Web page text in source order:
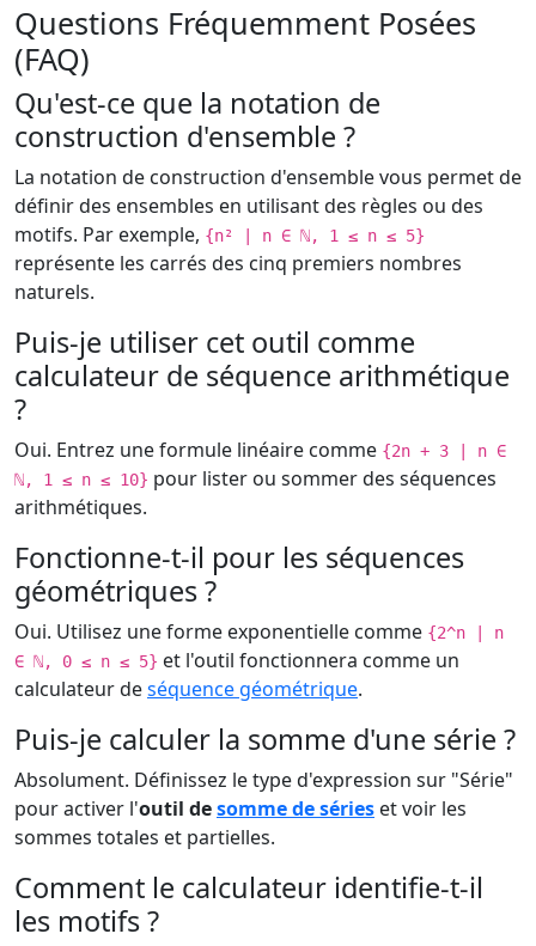
Questions Fréquemment Posées
(FAQ)
Qu'est-ce que la notation de
construction d'ensemble ?
La notation de construction d'ensemble vous permet de
définir des ensembles en utilisant des règles ou des
motifs. Par exemple, {n² | n ∈ ℕ, 1 ≤ n ≤ 5}
représente les carrés des cinq premiers nombres
naturels.
Puis-je utiliser cet outil comme
calculateur de séquence arithmétique
?
Oui. Entrez une formule linéaire comme {2n + 3 | n ∈
ℕ, 1 ≤ n ≤ 10} pour lister ou sommer des séquences
arithmétiques.
Fonctionne-t-il pour les séquences
géométriques ?
Oui. Utilisez une forme exponentielle comme {2^n | n
∈ ℕ, 0 ≤ n ≤ 5} et l'outil fonctionnera comme un
calculateur deséquence géométrique.
Puis-je calculer la somme d'une série ?
Absolument. Définissez le type d'expression sur "Série"
pour activer l'outil desomme de séries et voir les
sommes totales et partielles.
Comment le calculateur identifie-t-il
les motifs ?